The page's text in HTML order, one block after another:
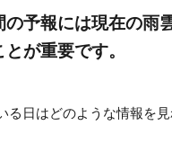
の予報には現在の雨
が重要です。
る日はどのような情報を